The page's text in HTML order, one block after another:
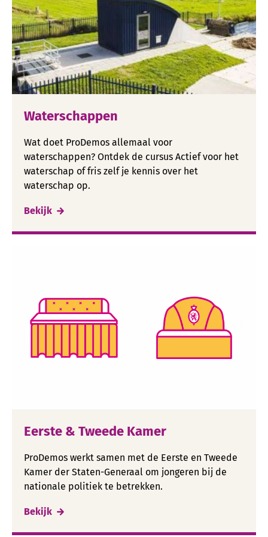
Waterschappen
Wat doet ProDemos allemaal voor
waterschappen? Ontdek de cursus Actief voor het
waterschap of fris zelf je kennis over het
waterschap op.
Bekijk
Eerste & Tweede Kamer
ProDemos werkt samen met de Eerste en Tweede
Kamer der Staten-Generaal om jongeren bij de
nationale politiek te betrekken.
Bekijk